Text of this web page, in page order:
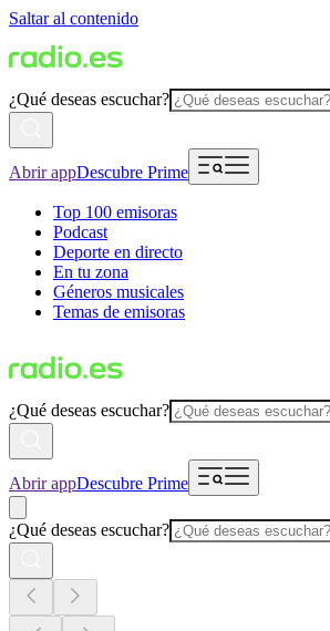
Saltar al contenido
¿Qué deseas escuchar?
Abrir appDescubre Prime
Top 100 emisoras
Podcast
Deporte en directo
En tu zona
Géneros musicales
Temas de emisoras
¿Qué deseas escuchar?
Abrir appDescubre Prime
¿Qué deseas escuchar?